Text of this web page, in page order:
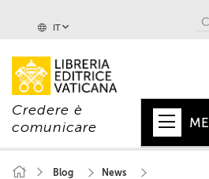
IT
Credere è
comunicare
Blog
News